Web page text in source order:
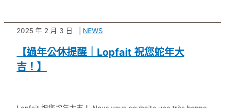
【過年公休提醒｜Lopfait 祝您蛇年大
吉！】
2025 年 2 月 3 日 NEWS